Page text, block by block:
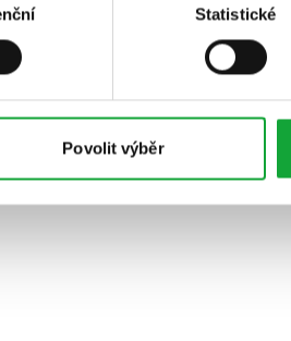
Statistické
Povolit výběr